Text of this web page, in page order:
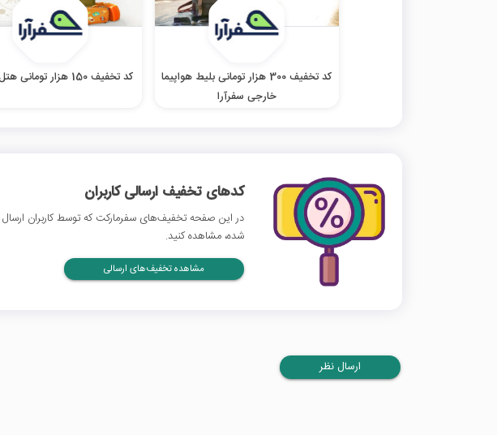
کد تخفیف 300 هزار تومانی بلیط هواپیما
خارجی سفرآرا
کد تخفیف 150 هزار تومانی هتل سفرآرا
کدهای تخفیف ارسالی کاربران
در این صفحه تخفیف‌های سفرمارکت که توسط کاربران ارسال
شده، مشاهده کنید.
مشاهده تخفیف‌های ارسالی
ارسال نظر